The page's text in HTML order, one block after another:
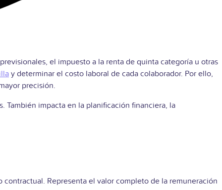
el impuesto a la renta de quinta categoría u otras
y determinar el costo laboral de cada colaborador. Por ello,
precisión.
También impacta en la planificación financiera, la
Representa el valor completo de la remuneración